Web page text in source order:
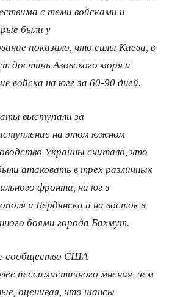
с теми войсками и
были у
показало, что силы Киева, в
достичь Азовского моря и
войска на юге за 60-90 дней.
выступали за
на этом южном
Украины считало, что
атаковать в трех различных
фронта, на юг в
и Бердянска и на восток в
боями города Бахмут.
сообщество США
пессимистичного мнения, чем
оценивая, что шансы